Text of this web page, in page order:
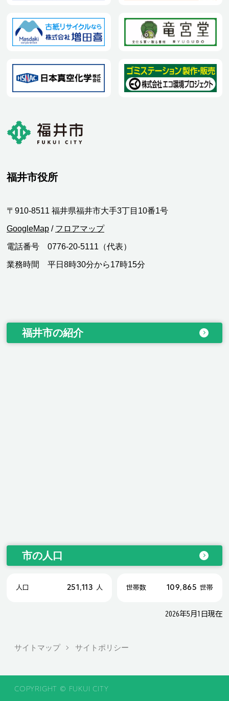
福井市役所
〒910-8511 福井県福井市大手3丁目10番1号
GoogleMap / フロアマップ
電話番号 0776-20-5111（代表）
業務時間 平日8時30分から17時15分
福井市の紹介
市の人口
人口 251,113 人 世帯数 109,865 世帯
2026年5月1日現在
サイトマップ サイトポリシー
COPYRIGHT © FUKUI CITY